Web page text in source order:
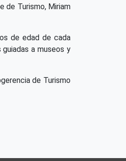
de Turismo, Miriam
de edad de cada
a museos y
de Turismo